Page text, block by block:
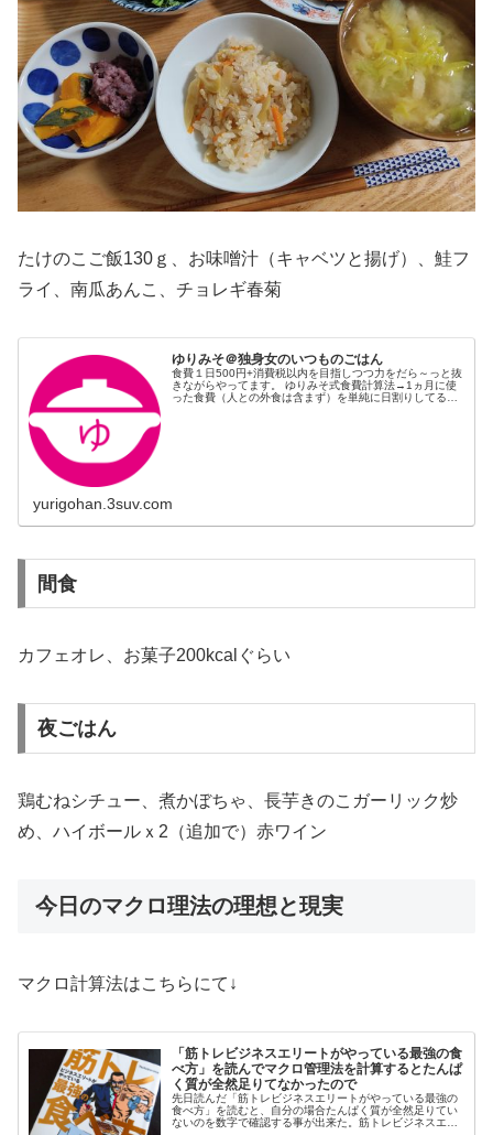
たけのこご飯130ｇ、お味噌汁（キャベツと揚げ）、鮭フ
ライ、南瓜あんこ、チョレギ春菊
ゆりみそ＠独身女のいつものごはん
食費１日500円+消費税以内を目指しつつ力をだら～っと抜
きながらやってます。 ゆりみそ式食費計算法→1ヵ月に使
った食費（人との外食は含まず）を単純に日割りしてるだ
yurigohan.3suv.com
間食
カフェオレ、お菓子200kcalぐらい
夜ごはん
鶏むねシチュー、煮かぼちゃ、長芋きのこガーリック炒
め、ハイボールｘ2（追加で）赤ワイン
今日のマクロ理法の理想と現実
マクロ計算法はこちらにて↓
「筋トレビジネスエリートがやっている最強の食
べ方」を読んでマクロ管理法を計算するとたんぱ
く質が全然足りてなかったので
先日読んだ「筋トレビジネスエリートがやっている最強の
食べ方」を読むと、自分の場合たんぱく質が全然足りてい
ないのを数字で確認する事が出来た。筋トレビジネスエリ